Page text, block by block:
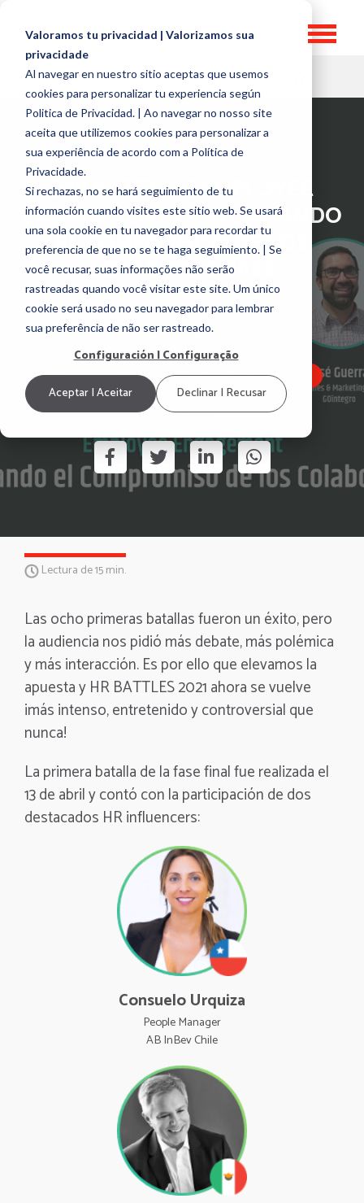
Valoramos tu privacidad | Valorizamos sua
privacidade
Al navegar en nuestro sitio aceptas que usemos
cookies para personalizar tu experiencia según
Politica de Privacidad. | Ao navegar no nosso site
aceita que utilizemos cookies para personalizar a
sua experiência de acordo com a Política de
Privacidade.
Si rechazas, no se hará seguimiento de tu
información cuando visites este sitio web. Se usará
una sola cookie en tu navegador para recordar tu
preferencia de que no se te haga seguimiento. | Se
você recusar, suas informações não serão
rastreadas quando você visitar este site. Um único
cookie será usado no seu navegador para lembrar
sua preferência de não ser rastreado.
Configuración | Configuração
Aceptar | Aceitar Declinar | Recusar
HR TOPICS
[HR BATTLES] EMPLOYEE
ENGAGEMENT | POTENCIANDO
EL COMPROMISO DE LOS
COLABORADORES
porJosé Guerra
16 abril, 2021
Tendencias HR
Cultura Organizacional
HR Battles
Lectura de 15 min.
Las ocho primeras batallas fueron un éxito, pero
la audiencia nos pidió más debate, más polémica
y más interacción. Es por ello que elevamos la
apuesta y HR BATTLES 2021 ahora se vuelve
¡más intenso, entretenido y controversial que
nunca!
La primera batalla de la fase final fue realizada el
13 de abril y contó con la participación de dos
destacados HR influencers:
Consuelo Urquiza
People Manager
AB InBev Chile